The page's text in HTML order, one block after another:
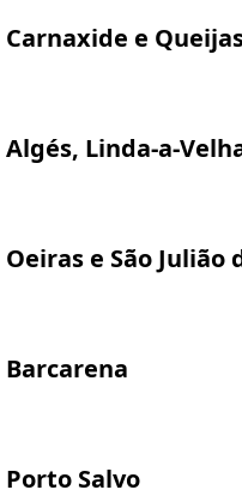
Carnaxide e
Algés, Linda-a-
Oeiras e São Julião
Barcarena
Porto Salvo